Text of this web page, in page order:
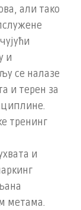
али тако
и
се налазе
и терен за
тренинг
и
метама.